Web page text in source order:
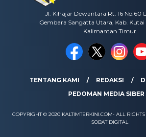
Jl. Kihajar Dewantara Rt. 16 No.60
Gembara Sangatta Utara, Kab.
Kalimantan Timur
TENTANG KAMI REDAKSI
PEDOMAN MEDIA SIBER
COPYRIGHT © 2020 KALTIMTERKINI.COM- ALL
SOBAT DIGITAL